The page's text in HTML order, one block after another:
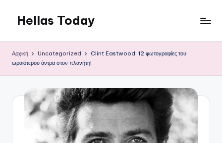
Μετάβαση
περιεχόμενο
Hellas Today
Αρχική Uncategorized
Clint Eastwood: 12 φωτογραφίες του
ωραιότερου άντρα στον πλανήτη!